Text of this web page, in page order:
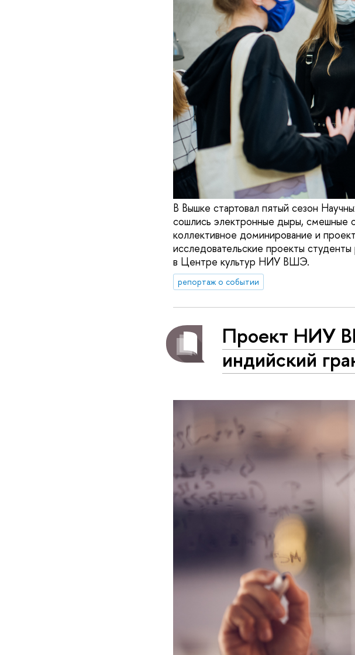
В Вышке стартовал пятый сезон
сошлись электронные дыры, смешные
коллективное доминирование и
исследовательские проекты
в Центре культур НИУ ВШЭ.
репортаж о событии
Проект НИУ
индийский